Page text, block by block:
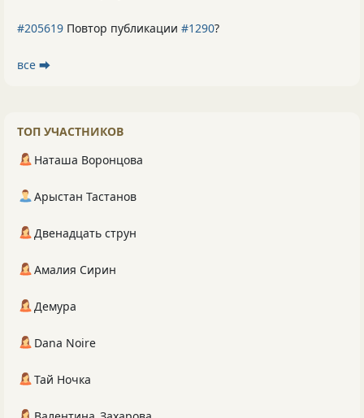
#205619 Повтор публикации #1290?
все ⮕
ТОП УЧАСТНИКОВ
Наташа Воронцова
Арыстан Тастанов
Двенадцать струн
Амалия Сирин
Демура
Dana Noire
Тай Ночка